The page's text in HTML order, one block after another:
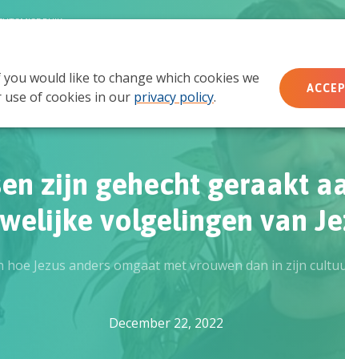
would like to change which cookies we
use of cookies in our privacy policy.
Wie wij zijn Wat we doen Doe mee
zijn gehecht geraakt
volgelingen van
hoe Jezus anders omgaat met vrouwen dan in zijn
December 22, 2022